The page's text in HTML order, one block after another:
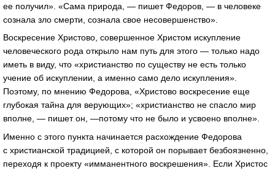
ее получил». «Сама природа, — пишет Федоров, — в человеке
сознала зло смерти, сознала свое несовершенство».
Воскресение Христово, совершенное Христом искупление
человеческого рода открыло нам путь для этого — только надо
иметь в виду, что «христианство по существу не есть только
учение об искуплении, а именно само дело искупления».
Поэтому, по мнению Федорова, «Христово воскресение еще
глубокая тайна для верующих»; «христианство не спасло мир
вполне, — пишет он, —потому что не было и усвоено вполне».
Именно с этого пункта начинается расхождение Федорова
с христианской традицией, с которой он порывает безбоязненно,
переходя к проекту «имманентного воскрешения». Если Христос